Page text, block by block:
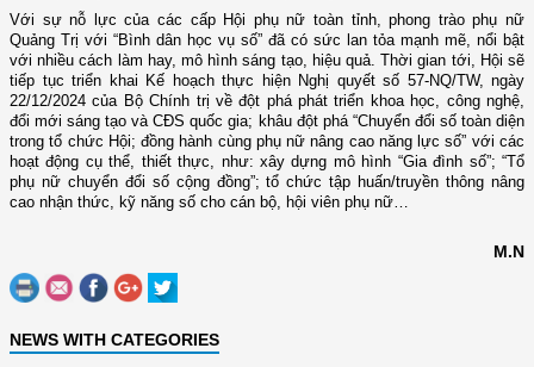
Với sự nỗ lực của các cấp Hội phụ nữ toàn tỉnh, phong trào phụ nữ
Quảng Trị với “Bình dân học vụ số” đã có sức lan tỏa mạnh mẽ, nổi bật
với nhiều cách làm hay, mô hình sáng tạo, hiệu quả. Thời gian tới, Hội sẽ
tiếp tục triển khai Kế hoạch thực hiện Nghị quyết số 57-NQ/TW, ngày
22/12/2024 của Bộ Chính trị về đột phá phát triển khoa học, công nghệ,
đổi mới sáng tạo và CĐS quốc gia; khâu đột phá “Chuyển đổi số toàn diện
trong tổ chức Hội; đồng hành cùng phụ nữ nâng cao năng lực số” với các
hoạt động cụ thể, thiết thực, như: xây dựng mô hình “Gia đình số”; “Tổ
phụ nữ chuyển đổi số cộng đồng”; tổ chức tập huấn/truyền thông nâng
cao nhận thức, kỹ năng số cho cán bộ, hội viên phụ nữ…
M.N
NEWS WITH CATEGORIES